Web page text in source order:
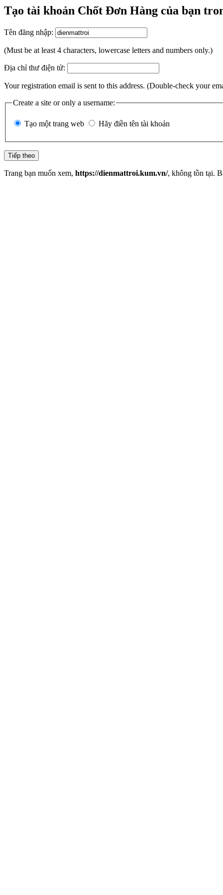
Tạo tài khoản Chốt Đơn Hàng của bạn
Tên đăng nhập:
(Must be at least 4 characters, lowercase letters and numbers only.)
Địa chỉ thư điện tử:
Your registration email is sent to this address. (Double-check your
Create a site or only a username:
Tạo một trang web Hãy điền tên tài khoản
Trang bạn muốn xem, https://dienmattroi.kum.vn/, không tồn tại.